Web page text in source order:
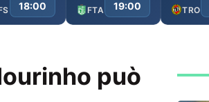
18:00
FTA
19:00
TRO
può